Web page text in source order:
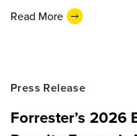
Read More
Press Release
Forrester’s 2026